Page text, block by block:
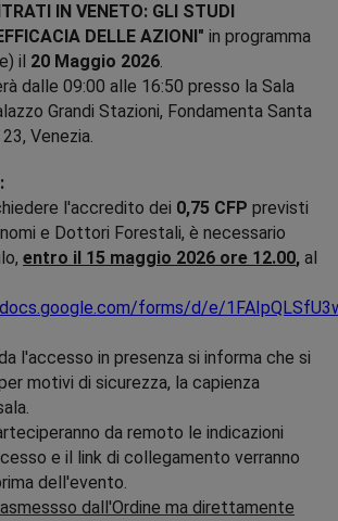
IN VENETO: GLI STUDI
DELLE AZIONI" in programma
il 20 Maggio 2026.
dalle 09:00 alle 16:50 presso la Sala
Grandi Stazioni, Fondamenta Santa
Venezia.
l'accredito dei 0,75 CFP previsti
e Dottori Forestali, è necessario
entro il 15 maggio 2026 ore 12.00, al
forms/d/e/
l'accesso in presenza si informa che si
motivi di sicurezza, la capienza
da remoto le indicazioni
e il link di collegamento verranno
dell'evento.
dall'Ordine ma direttamente